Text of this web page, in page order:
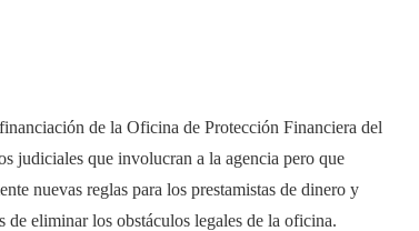
de la Oficina de Protección Financiera del
judiciales que involucran a la agencia pero que
nuevas reglas para los prestamistas de dinero y
de eliminar los obstáculos legales de la oficina.